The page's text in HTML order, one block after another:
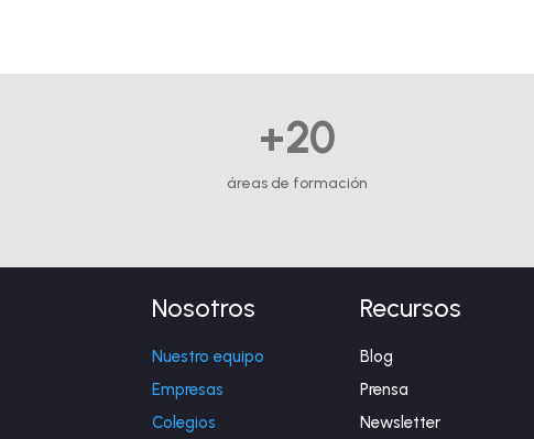
+20
áreas de formación
Nosotros
Nuestro equipo
Empresas
Colegios
Recursos
Blog
Prensa
Newsletter